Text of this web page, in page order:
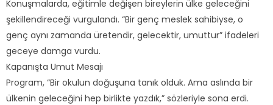
Konuşmalarda, eğitimle değişen bireylerin ülke geleceğini
şekillendireceği vurgulandı. “Bir genç meslek sahibiyse, o
genç aynı zamanda üretendir, gelecektir, umuttur” ifadeleri
geceye damga vurdu.
Kapanışta Umut Mesajı
Program, “Bir okulun doğuşuna tanık olduk. Ama aslında bir
ülkenin geleceğini hep birlikte yazdık,” sözleriyle sona erdi.